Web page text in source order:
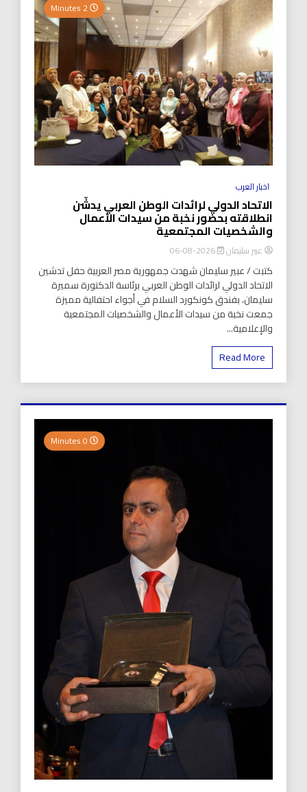
اخبار العرب
الاتحاد الدولي لرائدات الوطن العربي يدشّن
انطلاقته بحضور نخبة من سيدات الأعمال
والشخصيات المجتمعية
عبير سليمان 2026-08-06
كتبت / عبير سليمان شهدت جمهورية مصر العربية حفل تدشين
الاتحاد الدولي لرائدات الوطن العربي برئاسة الدكتورة سميرة
سليمان، بفندق كونكورد السلام في أجواء احتفالية مميزة
جمعت نخبة من سيدات الأعمال والشخصيات المجتمعية
والإعلامية...
Read More